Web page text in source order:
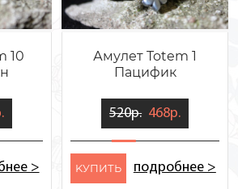
10
>
Амулет Totem 1
Пацифик
520р. 468р.
KУПИТЬ подробнее >